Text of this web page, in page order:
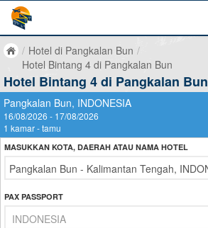
/ Hotel di Pangkalan Bun /
Hotel Bintang 4 di Pangkalan Bun
Hotel Bintang 4 di Pangkalan Bun
Pangkalan Bun, INDONESIA
16/08/2026 - 17/08/2026
1 kamar - tamu
MASUKKAN KOTA, DAERAH ATAU NAMA HOTEL
PAX PASSPORT